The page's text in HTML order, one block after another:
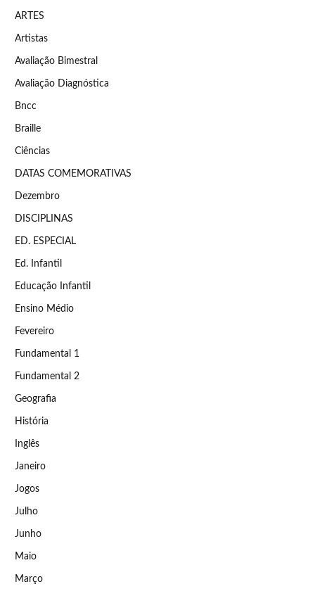
ARTES
Artistas
Avaliação Bimestral
Avaliação Diagnóstica
Bncc
Braille
Ciências
DATAS COMEMORATIVAS
Dezembro
DISCIPLINAS
ED. ESPECIAL
Ed. Infantil
Educação Infantil
Ensino Médio
Fevereiro
Fundamental 1
Fundamental 2
Geografia
História
Inglês
Janeiro
Jogos
Julho
Junho
Maio
Março